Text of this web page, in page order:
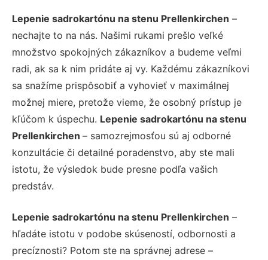
Lepenie sadrokartónu na stenu Prellenkirchen –
nechajte to na nás. Našimi rukami prešlo veľké
množstvo spokojných zákazníkov a budeme veľmi
radi, ak sa k nim pridáte aj vy. Každému zákazníkovi
sa snažíme prispôsobiť a vyhovieť v maximálnej
možnej miere, pretože vieme, že osobný prístup je
kľúčom k úspechu. Lepenie sadrokartónu na stenu
Prellenkirchen – samozrejmosťou sú aj odborné
konzultácie či detailné poradenstvo, aby ste mali
istotu, že výsledok bude presne podľa vašich
predstáv.
Lepenie sadrokartónu na stenu Prellenkirchen –
hľadáte istotu v podobe skúseností, odbornosti a
precíznosti? Potom ste na správnej adrese –